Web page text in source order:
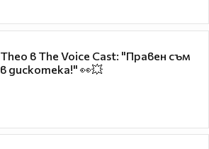
Theo в The Voice Cast: "Правен съм
в дискотека!" 👀💥